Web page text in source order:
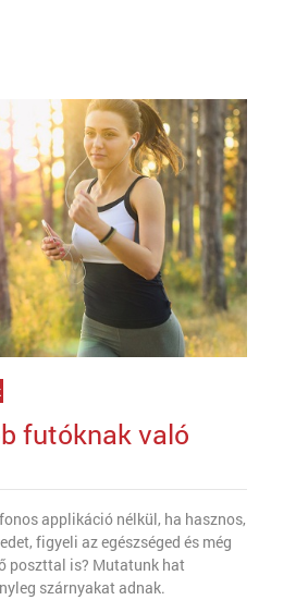
futóknak való
applikáció nélkül, ha hasznos,
figyeli az egészséged és még
poszttal is? Mutatunk hat
szárnyakat adnak.